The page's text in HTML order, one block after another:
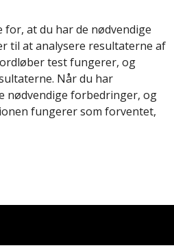
at du har de nødvendige
til at analysere resultaterne af
test fungerer, og
Når du har
nødvendige forbedringer, og
fungerer som forventet,